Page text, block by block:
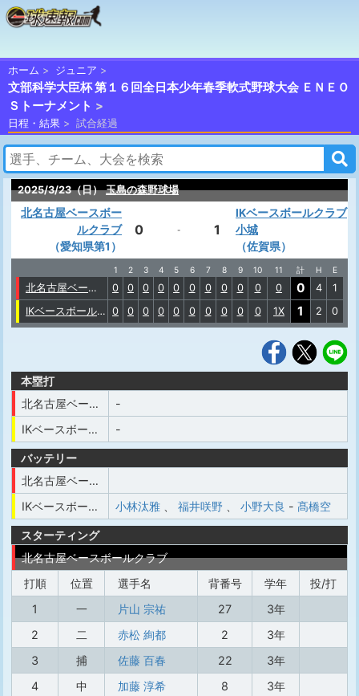
ホーム ジュニア
文部科学大臣杯 第１６回全日本少年春季軟式野球大会 ＥＮＥＯ
Ｓトーナメント
日程・結果 試合経過
2025/3/23（日） 玉島の森野球場
北名古屋ベースボー
ルクラブ
（愛知県第1）
0 - 1
IKベースボールクラブ
小城
（佐賀県）
1 2 3 4 5 6 7 8 9 10 11 計 H E
北名古屋ベースボールクラブ 0 0 0 0 0 0 0 0 0 0 0 0 4
1
IKベースボールクラブ小城 0 0 0 0 0 0 0 0 0 0 1X 1 2 0
本塁打
北名古屋ベースボールクラブ
-
IKベースボールクラブ小城
-
バッテリー
北名古屋ベースボールクラブ
IKベースボールクラブ小城
小林汰雅 福井咲野 小野大良 - 髙橋空
スターティング
北名古屋ベースボールクラブ
打順
位置 選手名 背番号 学年
投/打
1
一 片山 宗祐 27
3年
2
二 赤松 絢都 2
3年
3
捕 佐藤 百春 22
3年
4
中 加藤 淳希 8
3年